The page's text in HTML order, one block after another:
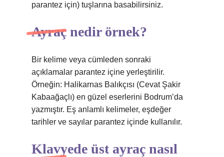
parantez için) tuşlarına basabilirsiniz.
Ayraç nedir örnek?
Bir kelime veya cümleden sonraki
açıklamalar parantez içine yerleştirilir.
Örneğin: Halikarnas Balıkçısı (Cevat Şakir
Kabaağaçlı) en güzel eserlerini Bodrum’da
yazmıştır. Eş anlamlı kelimeler, eşdeğer
tarihler ve sayılar parantez içinde kullanılır.
Klavyede üst ayraç nasıl